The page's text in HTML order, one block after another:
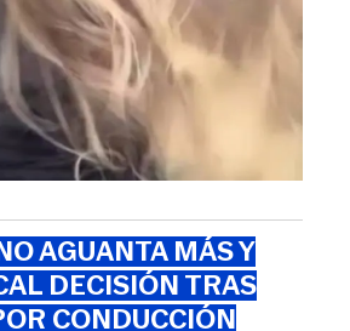
AGUANTA MÁS Y
DECISIÓN TRAS
CONDUCCIÓN